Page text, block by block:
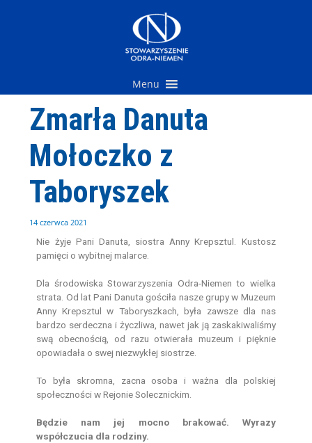
Menu
Zmarła Danuta
Mołoczko z
Taboryszek
14 czerwca 2021
Nie żyje Pani Danuta, siostra Anny Krepsztul. Kustosz
pamięci o wybitnej malarce.
Dla środowiska Stowarzyszenia Odra-Niemen to wielka
strata. Od lat Pani Danuta gościła nasze grupy w Muzeum
Anny Krepsztul w Taboryszkach, była zawsze dla nas
bardzo serdeczna i życzliwa, nawet jak ją zaskakiwaliśmy
swą obecnością, od razu otwierała muzeum i pięknie
opowiadała o swej niezwykłej siostrze.
To była skromna, zacna osoba i ważna dla polskiej
społeczności w Rejonie Solecznickim.
Będzie nam jej mocno brakować. Wyrazy
współczucia dla rodziny.